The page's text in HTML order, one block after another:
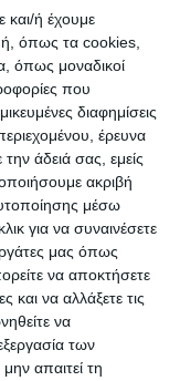
και/ή έχουμε
όπως τα cookies,
όπως μοναδικοί
που
διαφημίσεις
έρευνα
άδειά σας, εμείς
ακριβή
μέσω
για να συναινέσετε
μας όπως
να αποκτήσετε
να αλλάξετε τις
να
των
απαιτεί τη
μελών η οποία
και την
πλέον
της
της
Δ.Ε.Ε.Π.
εγχείρημα
Διονύση